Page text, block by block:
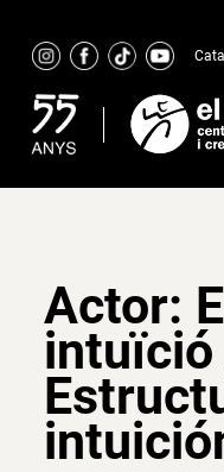
content
Actor: